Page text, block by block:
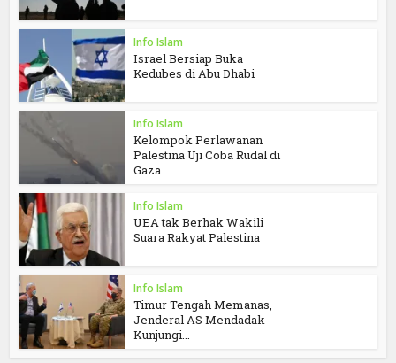
Info Islam
Israel Bersiap Buka
Kedubes di Abu Dhabi
Info Islam
Kelompok Perlawanan
Palestina Uji Coba Rudal di
Gaza
Info Islam
UEA tak Berhak Wakili
Suara Rakyat Palestina
Info Islam
Timur Tengah Memanas,
Jenderal AS Mendadak
Kunjungi...